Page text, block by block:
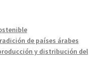
de países árabes
y distribución del